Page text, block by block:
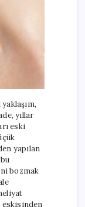
yıllar
eski
yapılan
bozmak
eskisinden